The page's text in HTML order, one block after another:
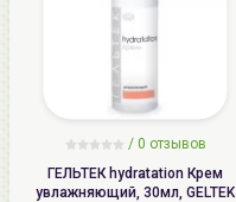
/ 0 отзывов
ГЕЛЬТЕК hydratation Крем
увлажняющий, 30мл, GELTEK